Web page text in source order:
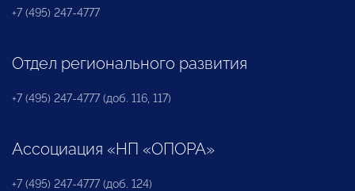
+7 (495) 247-4777
Отдел регионального развития
+7 (495) 247-4777 (доб. 116, 117)
Ассоциация «НП «ОПОРА»
+7 (495) 247-4777 (доб. 124)